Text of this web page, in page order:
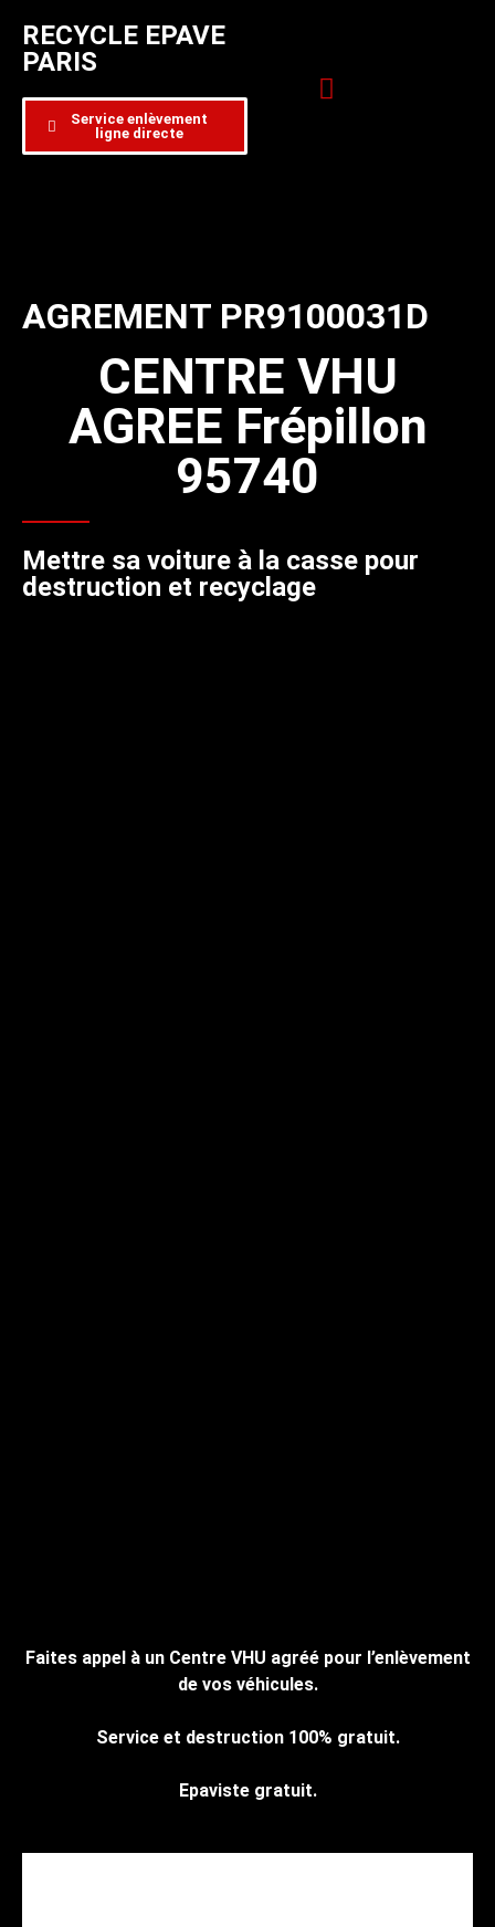
RECYCLE EPAVE
PARIS
Service enlèvement
ligne directe
AGREMENT PR9100031D
CENTRE VHU
AGREE Frépillon
95740
Mettre sa voiture à la casse pour
destruction et recyclage
Faites appel à un Centre VHU agréé pour l’enlèvement
de vos véhicules.
Service et destruction 100% gratuit.
Epaviste gratuit.